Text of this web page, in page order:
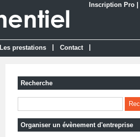
Inscription Pro
Les prestations Contact
Recherche
Organiser un évènement d'entreprise